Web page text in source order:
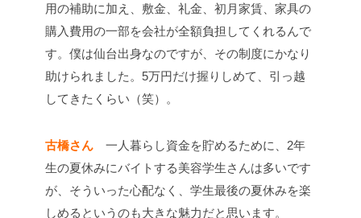
用の補助に加え、敷金、礼金、初月家賃、家具の
購入費用の一部を会社が全額負担してくれるんで
す。僕は仙台出身なのですが、その制度にかなり
助けられました。5万円だけ握りしめて、引っ越
してきたくらい（笑）。
古橋さん 一人暮らし資金を貯めるために、2年
生の夏休みにバイトする美容学生さんは多いです
が、そういった心配なく、学生最後の夏休みを楽
しめるというのも大きな魅力だと思います。